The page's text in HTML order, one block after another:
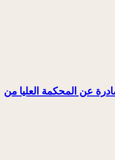
عن المحكمة العليا من